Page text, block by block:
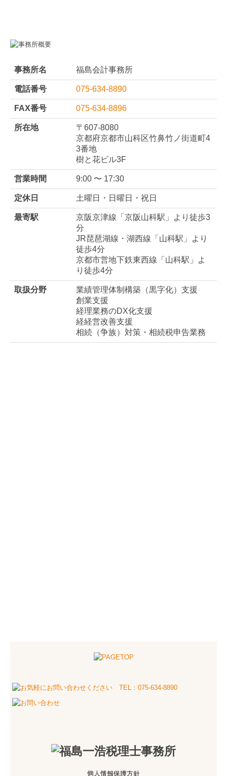
事務所名 福島会計事務所
電話番号 075-634-8890
FAX番号 075-634-8896
所在地
〒607-8080
京都府京都市山科区竹鼻竹ノ街道町4
3番地
樹と花ビル3F
営業時間 9:00 〜 17:30
定休日 土曜日・日曜日・祝日
最寄駅
京阪京津線「京阪山科駅」より徒歩3
分
JR琵琶湖線・湖西線「山科駅」より
徒歩4分
京都市営地下鉄東西線「山科駅」よ
り徒歩4分
取扱分野
業績管理体制構築（黒字化）支援
創業支援
経理業務のDX化支援
経経営改善支援
相続（争族）対策・相続税申告業務
個人情報保護方針